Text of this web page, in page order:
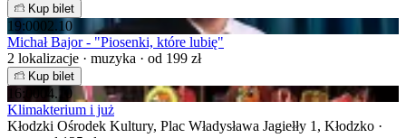
Kup bilet
19:0002.10
Michał Bajor - "Piosenki, które lubię"
2 lokalizacje · muzyka · od 199 zł
Kup bilet
16:00
04.10
Klimakterium i już
Kłodzki Ośrodek Kultury, Plac Władysława Jagiełły 1, Kłodzko ·